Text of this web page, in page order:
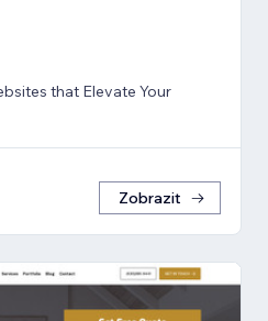
that Elevate Your
Zobrazit